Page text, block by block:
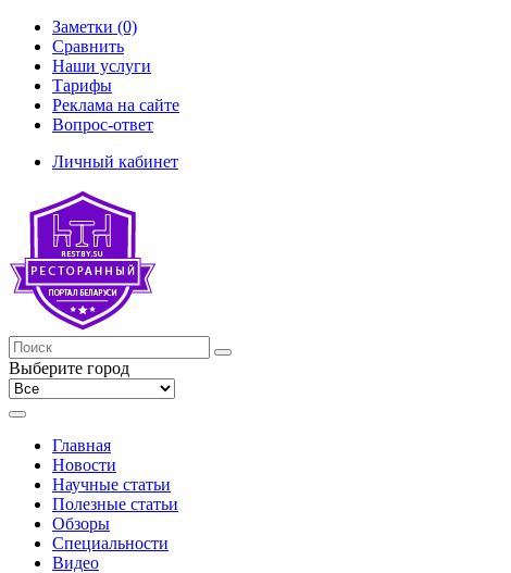
Заметки (0)
Сравнить
Наши услуги
Тарифы
Реклама на сайте
Вопрос-ответ
Личный кабинет
Выберите город
Главная
Новости
Научные статьи
Полезные статьи
Обзоры
Специальности
Видео